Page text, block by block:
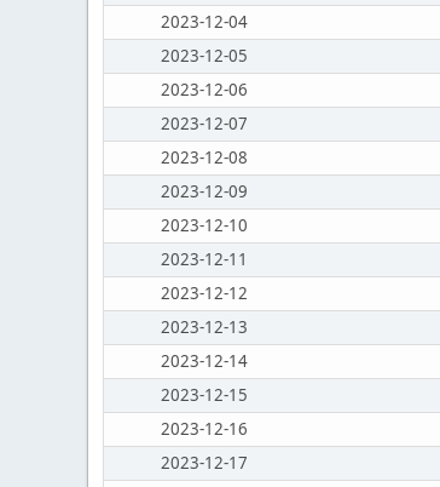
2023-12-04
2023-12-05
2023-12-06
2023-12-07
2023-12-08
2023-12-09
2023-12-10
2023-12-11
2023-12-12
2023-12-13
2023-12-14
2023-12-15
2023-12-16
2023-12-17